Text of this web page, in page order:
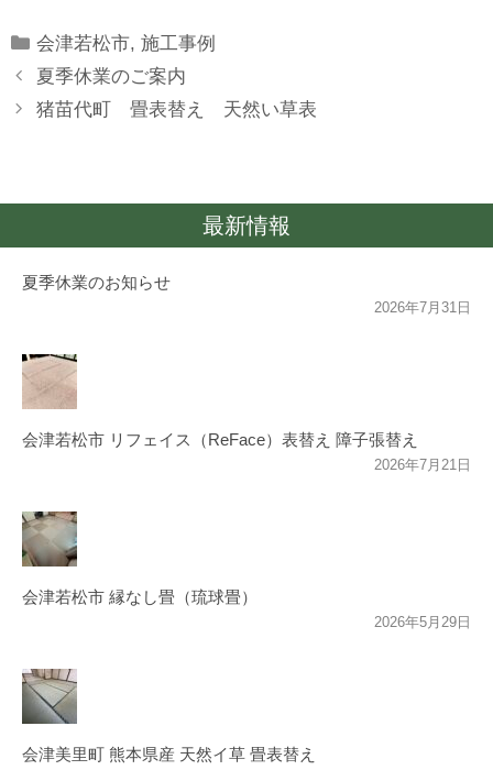
Categories
会津若松市,施工事例
夏季休業のご案内
猪苗代町 畳表替え 天然い草表
最新情報
夏季休業のお知らせ
2026年7月31日
会津若松市 リフェイス（ReFace）表替え 障子張替え
2026年7月21日
会津若松市 縁なし畳（琉球畳）
2026年5月29日
会津美里町 熊本県産 天然イ草 畳表替え